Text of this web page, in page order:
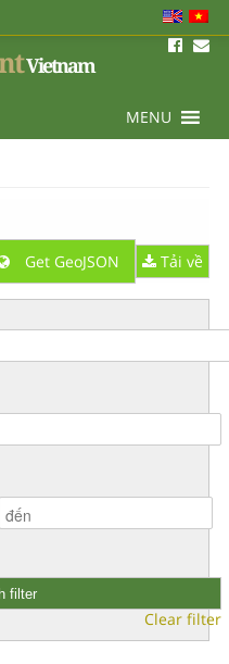
Vietnam
MENU
Get GeoJSON Tải về
Clear filter